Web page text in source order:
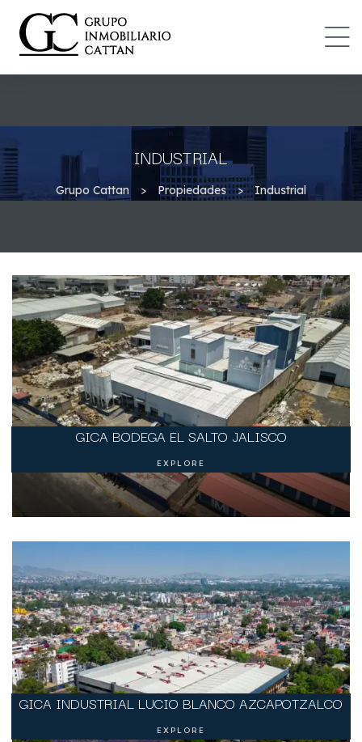
INDUSTRIAL
Grupo Cattan > Propiedades > Industrial
GICA BODEGA EL SALTO JALISCO
EXPLORE
GICA INDUSTRIAL LUCIO BLANCO AZCAPOTZALCO
EXPLORE